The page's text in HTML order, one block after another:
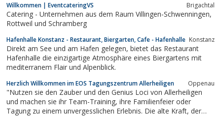
Willkommen | EventcateringVS Brigachtal
Catering - Unternehmen aus dem Raum Villingen-Schwenningen,
Rottweil und Schramberg
Hafenhalle Konstanz - Restaurant, Biergarten, Cafe - Hafenhalle Konstanz
Direkt am See und am Hafen gelegen, bietet das Restaurant
Hafenhalle die einzigartige Atmosphäre eines Biergartens mit
mediterranem Flair und Alpenblick.
Herzlich Willkommen im EOS Tagungszentrum Allerheiligen Oppenau
"Nutzen sie den Zauber und den Genius Loci von Allerheiligen
und machen sie ihr Team-Training, ihre Familienfeier oder
Tagung zu einem unvergesslichen Erlebnis. Die alte Kraft, der